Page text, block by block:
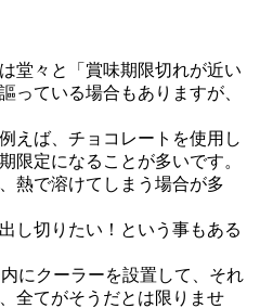
堂々と「賞味期限切れが近い
っている場合もありますが、
えば、チョコレートを使用し
限定になることが多いです。
熱で溶けてしまう場合が多
し切りたい！という事もある
にクーラーを設置して、それ
全てがそうだとは限りませ